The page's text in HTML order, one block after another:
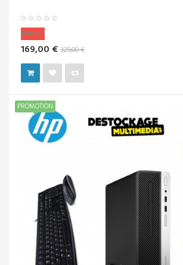
Vendu!
169,00 € 329,00 €
PROMOTION